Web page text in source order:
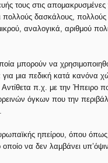
τους στις απομακρυσμένες
πολλούς δασκάλους, πολλούς
αναλογικά, αριθμού
μπορούν να
για μια πεδική κατά κανόνα
π.χ. με την Ήπειρο
όγκων που την
ηπείρου, όπου
να δεν λαμβάνει υπ’όψιν